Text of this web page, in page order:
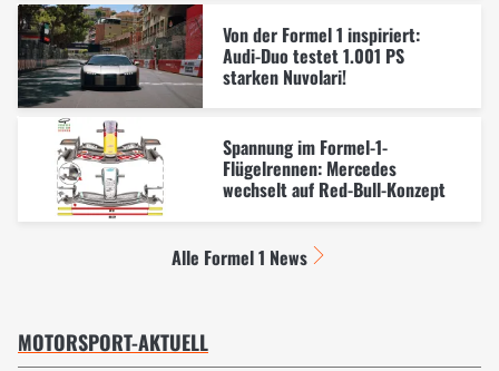
Von der Formel 1 inspiriert:
Audi-Duo testet 1.001 PS
starken Nuvolari!
Spannung im Formel-1-
Flügelrennen: Mercedes
wechselt auf Red-Bull-Konzept
Alle Formel 1 News
MOTORSPORT-AKTUELL